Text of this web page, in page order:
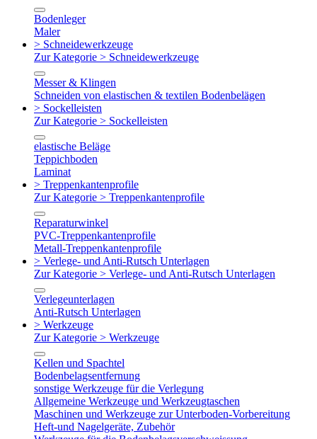
Bodenleger
Maler
> Schneidewerkzeuge
Zur Kategorie > Schneidewerkzeuge
Messer & Klingen
Schneiden von elastischen & textilen Bodenbelägen
> Sockelleisten
Zur Kategorie > Sockelleisten
elastische Beläge
Teppichboden
Laminat
> Treppenkantenprofile
Zur Kategorie > Treppenkantenprofile
Reparaturwinkel
PVC-Treppenkantenprofile
Metall-Treppenkantenprofile
> Verlege- und Anti-Rutsch Unterlagen
Zur Kategorie > Verlege- und Anti-Rutsch Unterlagen
Verlegeunterlagen
Anti-Rutsch Unterlagen
> Werkzeuge
Zur Kategorie > Werkzeuge
Kellen und Spachtel
Bodenbelagsentfernung
sonstige Werkzeuge für die Verlegung
Allgemeine Werkzeuge und Werkzeugtaschen
Maschinen und Werkzeuge zur Unterboden-Vorbereitung
Heft-und Nagelgeräte, Zubehör